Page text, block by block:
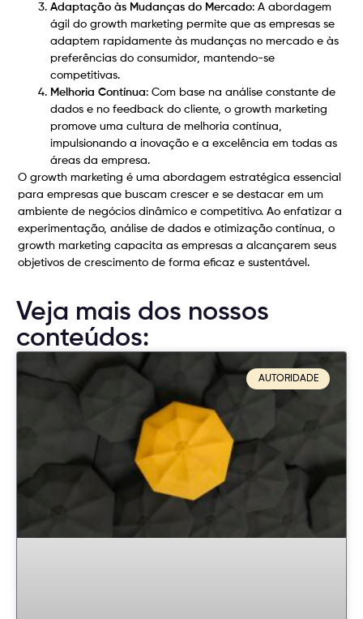
Adaptação às Mudanças do Mercado: A abordagem
ágil do growth marketing permite que as empresas se
adaptem rapidamente às mudanças no mercado e às
preferências do consumidor, mantendo-se
competitivas.
Melhoria Contínua: Com base na análise constante de
dados e no feedback do cliente, o growth marketing
promove uma cultura de melhoria contínua,
impulsionando a inovação e a excelência em todas as
áreas da empresa.
O growth marketing é uma abordagem estratégica essencial
para empresas que buscam crescer e se destacar em um
ambiente de negócios dinâmico e competitivo. Ao enfatizar a
experimentação, análise de dados e otimização contínua, o
growth marketing capacita as empresas a alcançarem seus
objetivos de crescimento de forma eficaz e sustentável.
Veja mais dos nossos
conteúdos:
AUTORIDADE